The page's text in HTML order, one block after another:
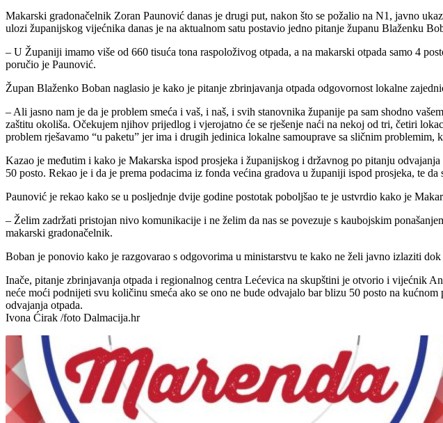
Makarski gradonačelnik Zoran Paunović danas je drugi put, nakon što se požalio na N1, javno
ulozi županijskog vijećnika danas je na aktualnom satu postavio jedno pitanje županu Blaženku
– U Županiji imamo više od 660 tisuća tona raspoloživog otpada, a na makarski otpada samo 4
poručio je Paunović.
Župan Blaženko Boban naglasio je kako je pitanje zbrinjavanja otpada odgovornost lokalne
– Ali jasno nam je da je problem smeća i vaš, i naš, i svih stanovnika županije pa sam shodno
zaštitu okoliša. Očekujem njihov prijedlog i vjerojatno će se rješenje naći na nekoj od tri, četiri
problem rješavamo “u paketu” jer ima i drugih jedinica lokalne samouprave sa sličnim problemim,
Kazao je međutim i kako je Makarska ispod prosjeka i županijskog i državnog po pitanju
50 posto. Rekao je i da je prema podacima iz fonda većina gradova u županiji ispod prosjeka, te
Paunović je rekao kako se u posljednje dvije godine postotak poboljšao te je ustvrdio kako je
– Želim zadržati pristojan nivo komunikacije i ne želim da nas se povezuje s kaubojskim
makarski gradonačelnik.
Boban je ponovio kako je razgovarao s odgovorima u ministarstvu te kako ne želi javno izlaziti
Inače, pitanje zbrinjavanja otpada i regionalnog centra Lećevica na skupštini je otvorio i vijećnik
neće moći podnijeti svu količinu smeća ako se ono ne bude odvajalo bar blizu 50 posto na
odvajanja otpada.
Ivona Ćirak /foto Dalmacija.hr